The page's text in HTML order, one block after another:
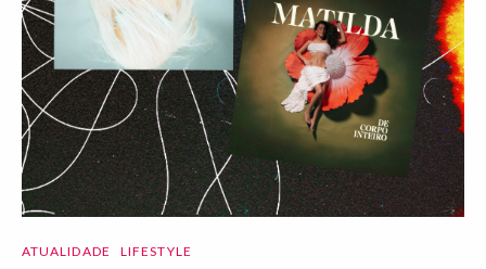
ATUALIDADE LIFESTYLE